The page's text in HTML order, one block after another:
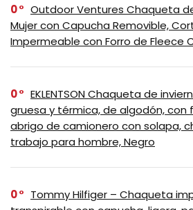
0
Outdoor Ventures Chaqueta
Mujer con Capucha Removible,
Impermeable con Forro de Fleece
0
EKLENTSON Chaqueta de
gruesa y térmica, de algodón, con
abrigo de camionero con solapa,
trabajo para hombre, Negro
0
Tommy Hilfiger – Chaqueta